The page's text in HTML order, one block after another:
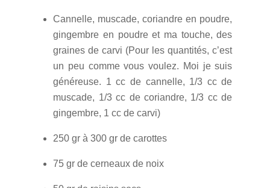
Cannelle, muscade, coriandre en poudre,
gingembre en poudre et ma touche, des
graines de carvi (Pour les quantités, c’est
un peu comme vous voulez. Moi je suis
généreuse. 1 cc de cannelle, 1/3 cc de
muscade, 1/3 cc de coriandre, 1/3 cc de
gingembre, 1 cc de carvi)
250 gr à 300 gr de carottes
75 gr de cerneaux de noix